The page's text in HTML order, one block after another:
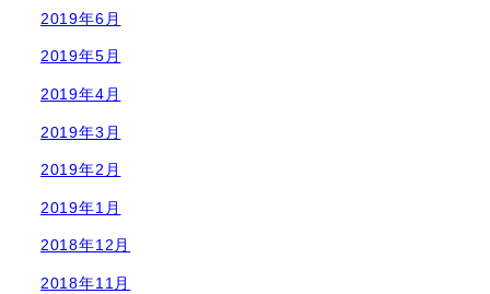
2019年6月
2019年5月
2019年4月
2019年3月
2019年2月
2019年1月
2018年12月
2018年11月